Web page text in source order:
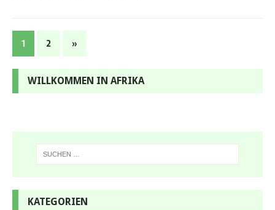
1 2 »
WILLKOMMEN IN AFRIKA
KATEGORIEN